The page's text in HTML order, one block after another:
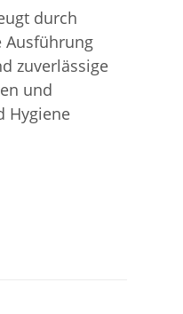
durch
Ausführung
zuverlässige
und
Hygiene